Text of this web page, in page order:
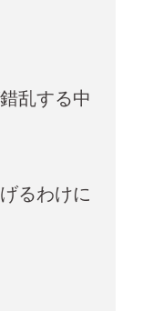
乱する中
るわけに